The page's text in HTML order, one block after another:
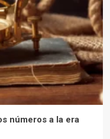
números a la era